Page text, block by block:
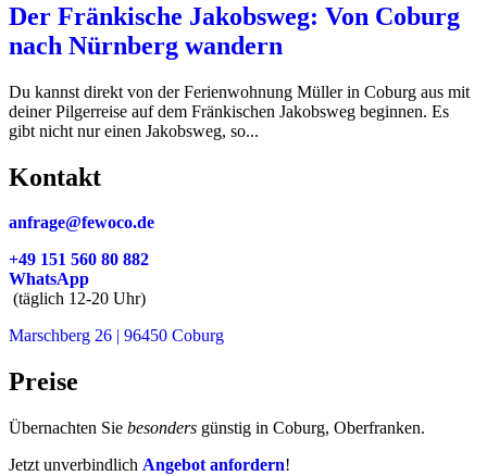
Der Fränkische Jakobsweg: Von Coburg
nach Nürnberg wandern
Du kannst direkt von der Ferienwohnung Müller in Coburg aus mit
deiner Pilgerreise auf dem Fränkischen Jakobsweg beginnen. Es
gibt nicht nur einen Jakobsweg, so...
Kontakt
anfrage@fewoco.de
+49 151 560 80 882
WhatsApp
(täglich 12-20 Uhr)
Marschberg 26 | 96450 Coburg
Preise
Übernachten Sie besonders günstig in Coburg, Oberfranken.
Jetzt unverbindlich Angebot anfordern!